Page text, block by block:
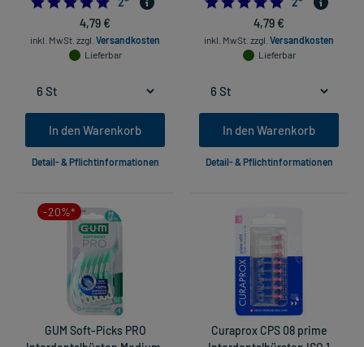
4,79 €
inkl. MwSt. zzgl. Versandkosten
Lieferbar
In den Warenkorb
Detail- & Pflichtinformationen
4,79 €
inkl. MwSt. zzgl. Versandkosten
Lieferbar
In den Warenkorb
Detail- & Pflichtinformationen
-20%*
GUM Soft-Picks PRO
Curaprox CPS 08 prime